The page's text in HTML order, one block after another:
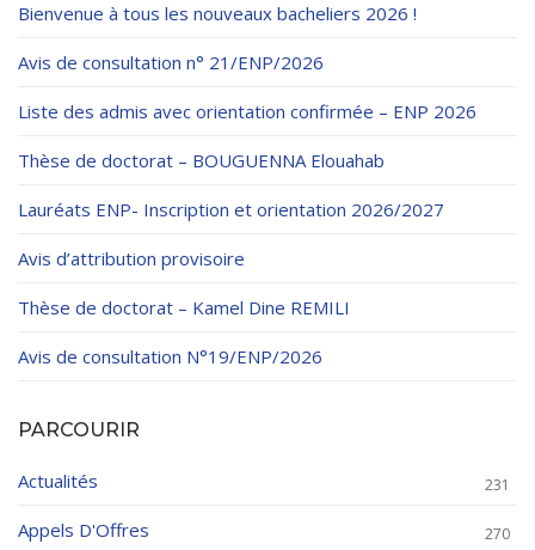
Bienvenue à tous les nouveaux bacheliers 2026 !
Avis de consultation n° 21/ENP/2026
Liste des admis avec orientation confirmée – ENP 2026
Thèse de doctorat – BOUGUENNA Elouahab
Lauréats ENP- Inscription et orientation 2026/2027
Avis d’attribution provisoire
Thèse de doctorat – Kamel Dine REMILI
Avis de consultation N°19/ENP/2026
PARCOURIR
Actualités 231
Appels D'Offres 270